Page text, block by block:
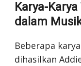
Karya-
dalam
Beberapa
dihasilkan